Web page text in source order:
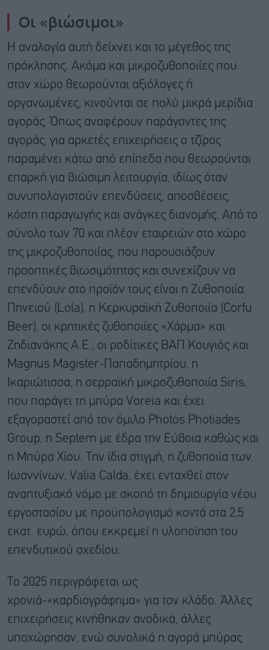
Οι «βιώσιμοι»
Η αναλογία αυτή δείχνει και το μέγεθος της
πρόκλησης. Ακόμα και μικροζυθοποιίες που
στον χώρο θεωρούνται αξιόλογες ή
οργανωμένες, κινούνται σε πολύ μικρά μερίδια
αγοράς. Όπως αναφέρουν παράγοντες της
αγοράς, για αρκετές επιχειρήσεις ο τζίρος
παραμένει κάτω από επίπεδα που θεωρούνται
επαρκή για βιώσιμη λειτουργία, ιδίως όταν
συνυπολογιστούν επενδύσεις, αποσβέσεις,
κόστη παραγωγής και ανάγκες διανομής. Από το
σύνολο των 70 και πλέον εταιρειών στο χώρο
της μικροζυθοποιίας, που παρουσιάζουν
προοπτικές βιωσιμότητας και συνεχίζουν να
επενδύουν στο προϊόν τους είναι η Ζυθοποιία
Πηνειού (Lola), η Κερκυραϊκή Ζυθοποιία (Corfu
Beer), οι κρητικές ζυθοποιίες «Χάρμα» και
Ζηδιανάκης Α.Ε., οι ροδίτικες ΒΑΠ Κουγιός και
Magnus Magister-Παπαδημητρίου, η
Ικαριώτισσα, η σερραϊκή μικροζυθοποιία Siris,
που παράγει τη μπύρα Voreia και έχει
εξαγοραστεί από τον όμιλο Photos Photiades
Group, η Septem με έδρα την Εύβοια καθώς και
η Μπύρα Χίου. Την ίδια στιγμή, η ζυθοποιία των
Ιωαννίνων, Valia Calda, έχει ενταχθεί στον
αναπτυξιακό νόμο με σκοπό τη δημιουργία νέου
εργοστασίου με προϋπολογισμό κοντά στα 2,5
εκατ. ευρώ, όπου εκκρεμεί η υλοποίηση του
επενδυτικού σχεδίου.
Το 2025 περιγράφεται ως
χρονιά-«καρδιογράφημα» για τον κλάδο. Άλλες
επιχειρήσεις κινήθηκαν ανοδικά, άλλες
υποχώρησαν, ενώ συνολικά η αγορά μπύρας